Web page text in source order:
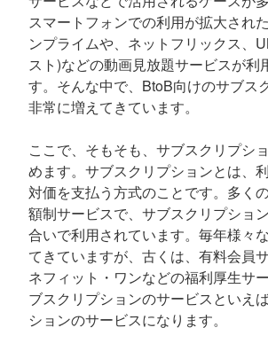
スマートフォンでの利用が拡大され
ンプライムや、ネットフリックス、
スト)などの動画見放題サービスが利
す。そんな中で、BtoB向けのサブス
非常に増えてきています。
ここで、そもそも、サブスクリプシ
めます。サブスクリプションとは、
対価を支払う方式のことです。多く
額制サービスで、サブスクリプショ
合いで利用されています。毎年様々
てきていますが、古くは、有料会員
ネフィット・ワンなどの福利厚生サ
ブスクリプションのサービスといえ
ションのサービスになります。